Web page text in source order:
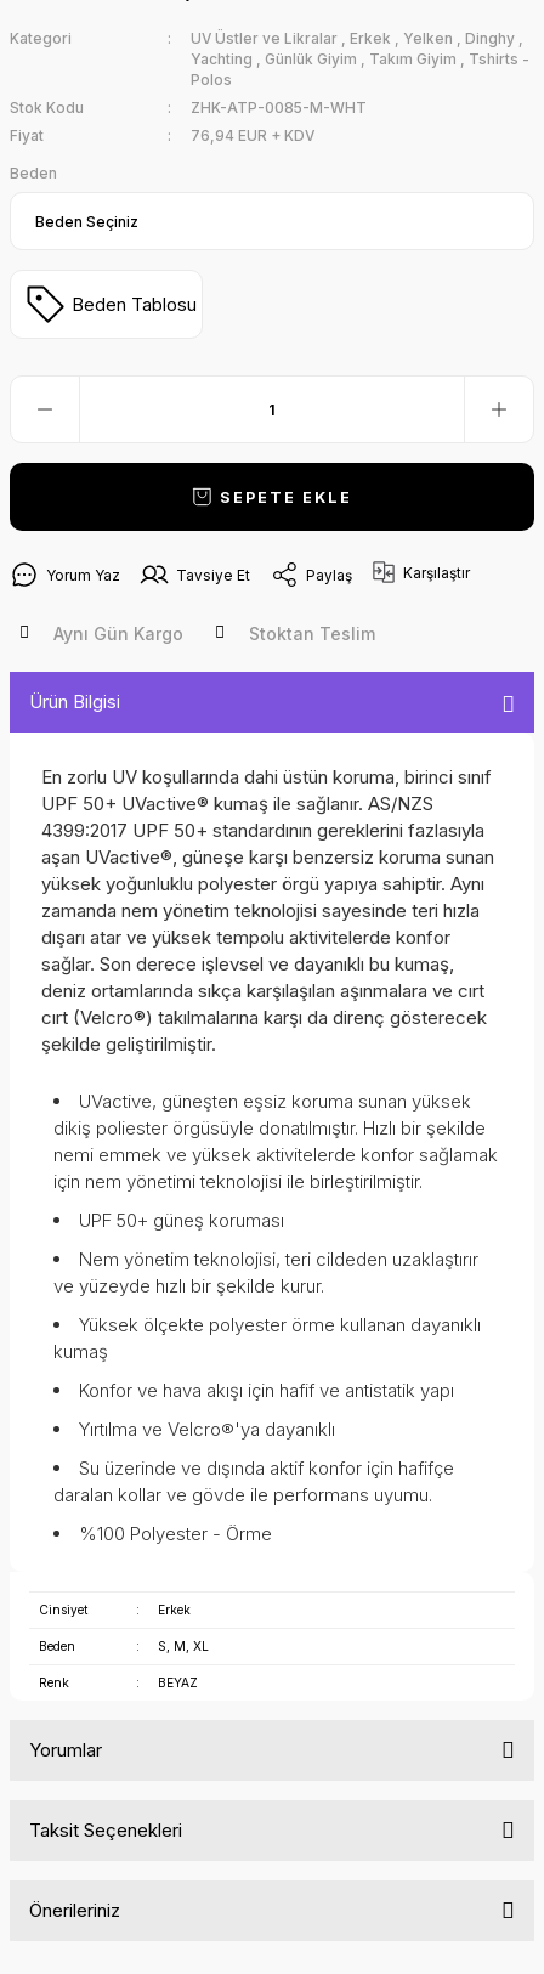
Kategori UV Üstler ve Likralar , Erkek , Yelken , Dinghy ,
Yachting , Günlük Giyim , Takım Giyim , Tshirts -
Polos
Stok Kodu
ZHK-ATP-0085-M-WHT
Fiyat
76,94 EUR + KDV
Beden
Beden Tablosu
SEPETE EKLE
Yorum Yaz Tavsiye Et Paylaş Karşılaştır
Aynı Gün Kargo Stoktan Teslim
Ürün Bilgisi
En zorlu UV koşullarında dahi üstün koruma, birinci sınıf
UPF 50+ UVactive® kumaş ile sağlanır. AS/NZS
4399:2017 UPF 50+ standardının gereklerini fazlasıyla
aşan UVactive®, güneşe karşı benzersiz koruma sunan
yüksek yoğunluklu polyester örgü yapıya sahiptir. Aynı
zamanda nem yönetim teknolojisi sayesinde teri hızla
dışarı atar ve yüksek tempolu aktivitelerde konfor
sağlar. Son derece işlevsel ve dayanıklı bu kumaş,
deniz ortamlarında sıkça karşılaşılan aşınmalara ve cırt
cırt (Velcro®) takılmalarına karşı da direnç gösterecek
şekilde geliştirilmiştir.
UVactive, güneşten eşsiz koruma sunan yüksek
dikiş poliester örgüsüyle donatılmıştır. Hızlı bir şekilde
nemi emmek ve yüksek aktivitelerde konfor sağlamak
için nem yönetimi teknolojisi ile birleştirilmiştir.
UPF 50+ güneş koruması
Nem yönetim teknolojisi, teri cildeden uzaklaştırır
ve yüzeyde hızlı bir şekilde kurur.
Yüksek ölçekte polyester örme kullanan dayanıklı
kumaş
Konfor ve hava akışı için hafif ve antistatik yapı
Yırtılma ve Velcro®'ya dayanıklı
Su üzerinde ve dışında aktif konfor için hafifçe
daralan kollar ve gövde ile performans uyumu.
%100 Polyester - Örme
Cinsiyet : Erkek
Beden : S, M, XL
Renk : BEYAZ
Yorumlar
Taksit Seçenekleri
Önerileriniz